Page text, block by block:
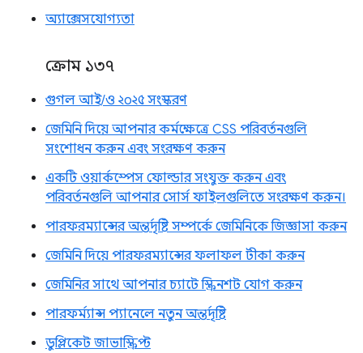
অ্যাক্সেসযোগ্যতা
ক্রোম ১৩৭
গুগল আই/ও ২০২৫ সংস্করণ
জেমিনি দিয়ে আপনার কর্মক্ষেত্রে CSS পরিবর্তনগুলি
সংশোধন করুন এবং সংরক্ষণ করুন
একটি ওয়ার্কস্পেস ফোল্ডার সংযুক্ত করুন এবং
পরিবর্তনগুলি আপনার সোর্স ফাইলগুলিতে সংরক্ষণ করুন।
পারফরম্যান্সের অন্তর্দৃষ্টি সম্পর্কে জেমিনিকে জিজ্ঞাসা করুন
জেমিনি দিয়ে পারফরম্যান্সের ফলাফল টীকা করুন
জেমিনির সাথে আপনার চ্যাটে স্ক্রিনশট যোগ করুন
পারফর্ম্যান্স প্যানেলে নতুন অন্তর্দৃষ্টি
ডুপ্লিকেট জাভাস্ক্রিপ্ট